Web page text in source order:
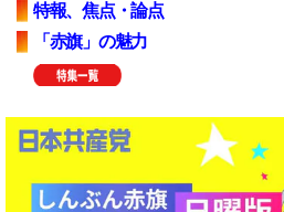
特報、焦点・論点
「赤旗」の魅力